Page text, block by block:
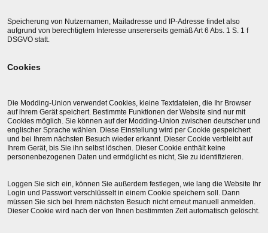
Speicherung von Nutzernamen, Mailadresse und IP-Adresse findet also
aufgrund von berechtigtem Interesse unsererseits gemäß Art 6 Abs. 1 S. 1 f
DSGVO statt.
Cookies
Die Modding-Union verwendet Cookies, kleine Textdateien, die Ihr Browser
auf ihrem Gerät speichert. Bestimmte Funktionen der Website sind nur mit
Cookies möglich. Sie können auf der Modding-Union zwischen deutscher und
englischer Sprache wählen. Diese Einstellung wird per Cookie gespeichert
und bei Ihrem nächsten Besuch wieder erkannt. Dieser Cookie verbleibt auf
Ihrem Gerät, bis Sie ihn selbst löschen. Dieser Cookie enthält keine
personenbezogenen Daten und ermöglicht es nicht, Sie zu identifizieren.
Loggen Sie sich ein, können Sie außerdem festlegen, wie lang die Website Ihr
Login und Passwort verschlüsselt in einem Cookie speichern soll. Dann
müssen Sie sich bei Ihrem nächsten Besuch nicht erneut manuell anmelden.
Dieser Cookie wird nach der von Ihnen bestimmten Zeit automatisch gelöscht.